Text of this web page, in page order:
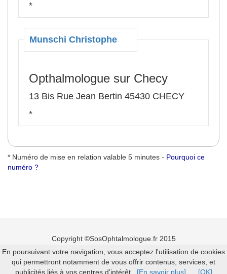
*
Munschi Christophe
Opthalmologue sur Checy
13 Bis Rue Jean Bertin 45430 CHECY
*
* Numéro de mise en relation valable 5 minutes - Pourquoi ce
numéro ?
Copyright ©SosOphtalmologue.fr 2015
Mentions légales - Ajouter un ophtalmologue
En poursuivant votre navigation, vous acceptez l'utilisation de cookies
qui permettront notamment de vous offrir contenus, services, et
publicités liés à vos centres d'intérêt.
[En savoir plus] [OK]